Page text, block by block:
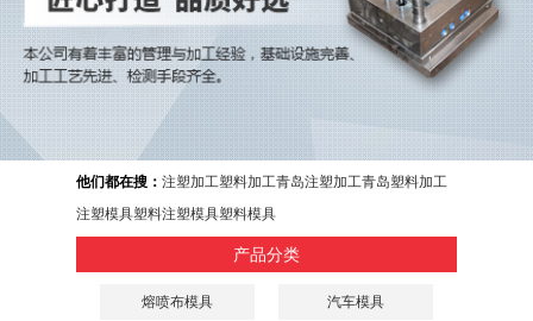
他们都在搜： 注塑加工塑料加工青岛注塑加工青岛塑料加工
注塑模具塑料注塑模具塑料模具
产品分类
熔喷布模具 汽车模具